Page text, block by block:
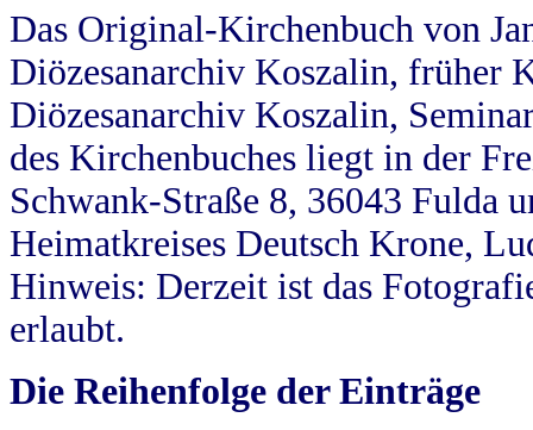
Das Original-Kirchenbuch von
Diözesanarchiv Koszalin, früher
Diözesanarchiv Koszalin,
des Kirchenbuches liegt in der
Schwank-Straße 8, 36043 Fulda
Heimatkreises Deutsch Krone,
Hinweis: Derzeit ist das
erlaubt.
Die Reihenfolge der Einträge